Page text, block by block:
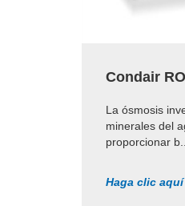
Condair
La ósmosis
minerales del
proporcionar b...
Haga clic aquí